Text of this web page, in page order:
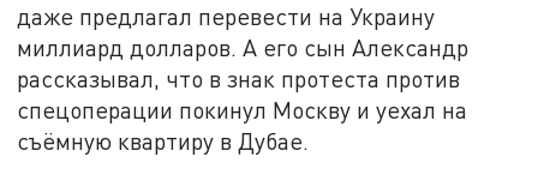
даже предлагал перевести на Украину
миллиард долларов. А его сын Александр
рассказывал, что в знак протеста против
спецоперации покинул Москву и уехал на
съёмную квартиру в Дубае.